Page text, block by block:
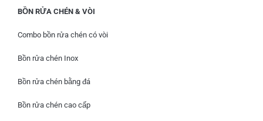
BỒN RỬA CHÉN & VÒI
Combo bồn rửa chén có vòi
Bồn rửa chén Inox
Bồn rửa chén bằng đá
Bồn rửa chén cao cấp